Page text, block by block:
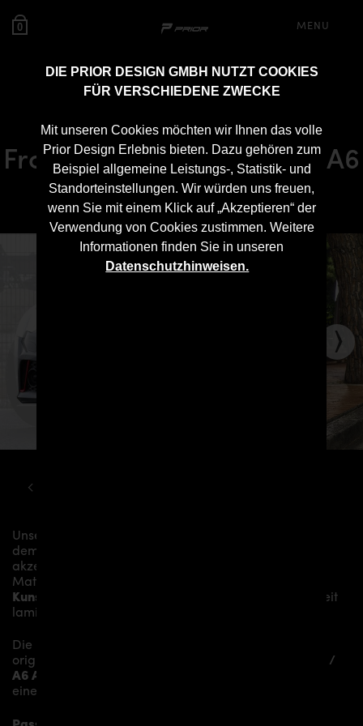
DIE PRIOR DESIGN GMBH NUTZT COOKIES
FÜR VERSCHIEDENE ZWECKE
Mit unseren Cookies möchten wir Ihnen das volle
Prior Design Erlebnis bieten. Dazu gehören zum
Beispiel allgemeine Leistungs-, Statistik- und
Standorteinstellungen. Wir würden uns freuen,
wenn Sie mit einem Klick auf „Akzeptieren“ der
Verwendung von Cookies zustimmen. Weitere
Informationen finden Sie in unseren
Datenschutzhinweisen.
0 MENU
PD600R Vorfacelift
Frontstoßstange für Audi A6
/ A6 Avant [C7]
Unsere
dem
akzentuiert die sportliche Linie des Fahrzeugs. Das
Material besteht aus einem
Kunststoffverbund
und wird aufwändig in Handarbeit
laminiert und anschließend bearbeitet.
Die
originale
Audi A6 /
A6 Avant [C7]
einen gewissen Hauch von Rennsport-Flair.